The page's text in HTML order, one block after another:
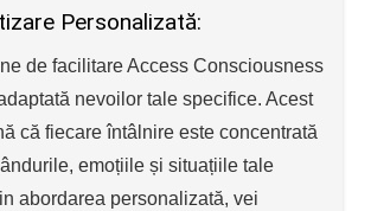
Personalizată:
de facilitare Access Consciousness
nevoilor tale specifice. Acest
că fiecare întâlnire este concentrată
emoțiile și situațiile tale
abordarea personalizată, vei